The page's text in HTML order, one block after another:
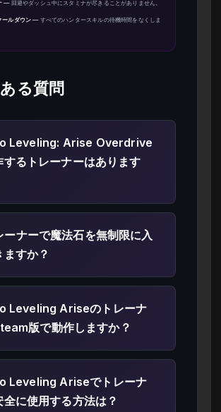
— 回避やダッシュ中にスタミナが尽きることがありません。
ールダウン— すべてのハンタースキルの待機時間をなくしま
る質問
Leveling: Arise Overdrive
するトレーナーはあります
ーナーで魔法石を無制限に入
ますか？
Leveling Ariseのトレーナ
版で動作しますか？
Leveling Ariseでトレーナ
全に使用する方法は？